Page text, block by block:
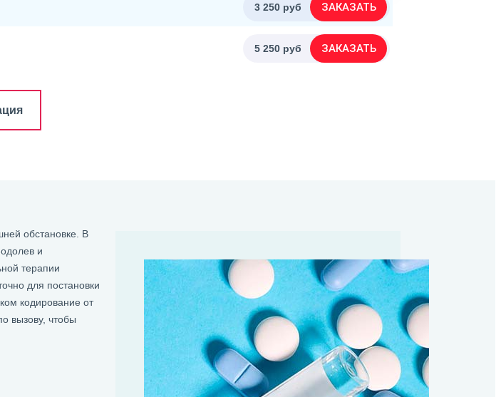
3 250 руб ЗАКАЗАТЬ
5 250 руб ЗАКАЗАТЬ
обстановке. В
и
терапии
для постановки
кодирование от
вызову, чтобы